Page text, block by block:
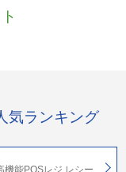
気ランキング
機能POSレジ レシー